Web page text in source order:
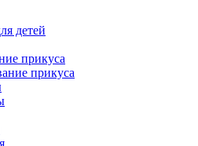
детей
прикуса
прикуса